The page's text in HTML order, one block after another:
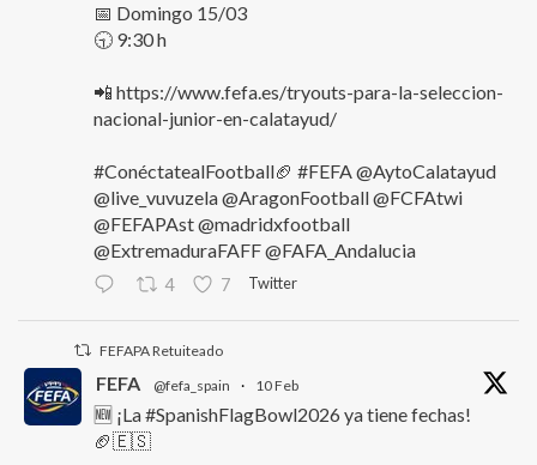
📅 Domingo 15/03
🕤 9:30 h
📲 https://www.fefa.es/tryouts-para-la-seleccion-
nacional-junior-en-calatayud/
#ConéctatealFootball🏈 #FEFA @AytoCalatayud
@live_vuvuzela @AragonFootball @FCFAtwi
@FEFAPAst @madridxfootball
@ExtremaduraFAFF @FAFA_Andalucia
4 7 Twitter
FEFAPA Retuiteado
FEFA @fefa_spain · 10 Feb
🆕 ¡La #SpanishFlagBowl2026 ya tiene fechas!
🏈🇪🇸